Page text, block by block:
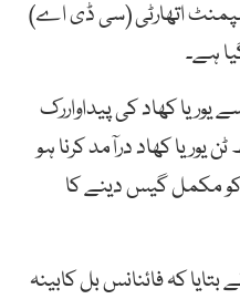
اتھارٹی (سی ڈی اے)
ہے۔
کھاد کی پیداواررک
کھاد درآمد کرنا ہو
کو مکمل گیس دینے کا
کہ فائنانس بل کابینہ